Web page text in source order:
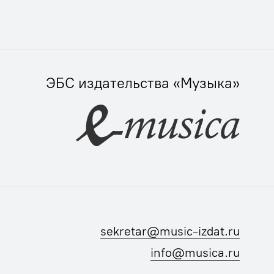
ЭБС издательства «Музыка»
sekretar@music-izdat.ru
info@musica.ru